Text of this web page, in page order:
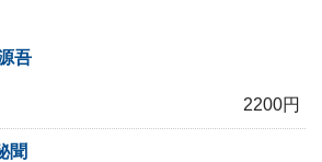
吾
2200円
聞